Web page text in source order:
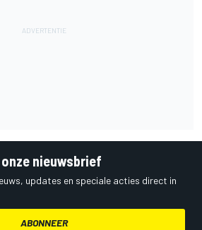
nieuwsbrief
updates en speciale acties direct in
ABONNEER